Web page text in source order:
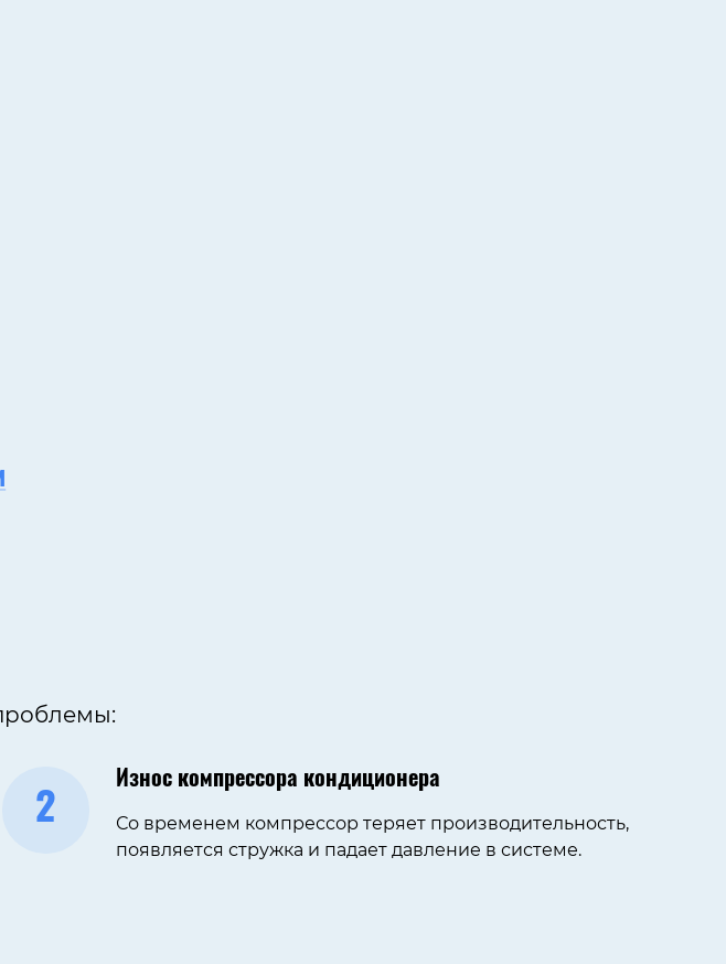
2
Износ компрессора кондиционера
Со временем компрессор теряет производительность,
появляется стружка и падает давление в системе.